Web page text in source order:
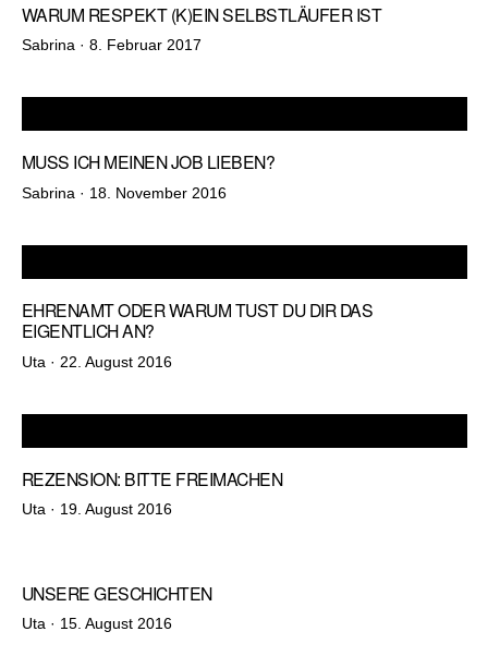
WARUM RESPEKT (K)EIN SELBSTLÄUFER IST
Sabrina · Veröffentlicht
8. Februar 2017
MUSS ICH MEINEN JOB LIEBEN?
Sabrina · Veröffentlicht
18. November 2016
EHRENAMT ODER WARUM TUST DU DIR DAS
EIGENTLICH AN?
Uta · Veröffentlicht
22. August 2016
REZENSION: BITTE FREIMACHEN
Uta · Veröffentlicht
19. August 2016
UNSERE GESCHICHTEN
Uta · Veröffentlicht
15. August 2016